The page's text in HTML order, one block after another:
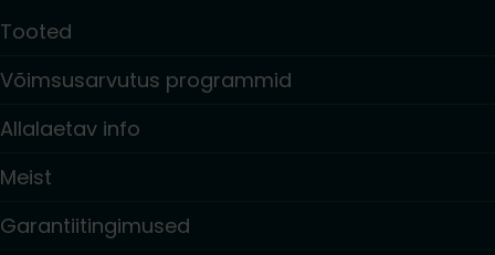
Tooted
Võimsusarvutus programmid
Allalaetav info
Meist
Garantiitingimused